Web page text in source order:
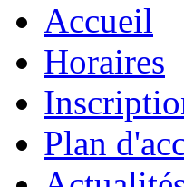
Accueil
Horaires
Plan